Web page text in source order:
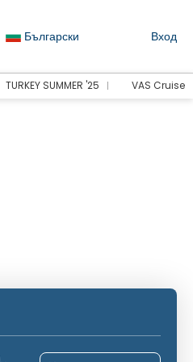
Български Вход
TURKEY SUMMER '25 VAS Cruise